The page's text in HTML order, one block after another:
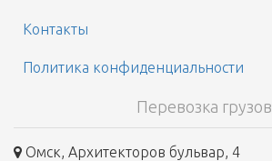
Контакты
Политика конфиденциальности
Перевозка грузов
Омск, Архитекторов бульвар, 4